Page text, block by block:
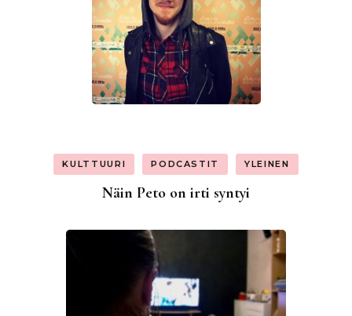
KULTTUURI PODCASTIT YLEINEN
Näin Peto on irti syntyi